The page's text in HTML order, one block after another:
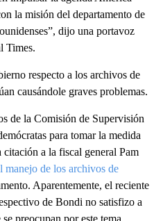
la misión del departamento de
dijo una portavoz
Times.
respecto a los archivos de
causándole graves problemas.
de la Comisión de Supervisión
para tomar la medida
a la fiscal general Pam
manejo de los archivos de
Aparentemente, el reciente
de Bondi no satisfizo a
preocupan por este tema.